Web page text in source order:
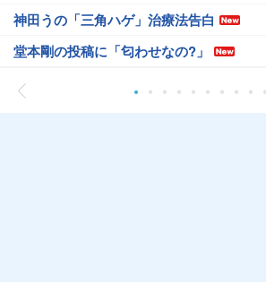
神田うの「三角ハゲ」治療法告白
堂本剛の投稿に「匂わせなの?」